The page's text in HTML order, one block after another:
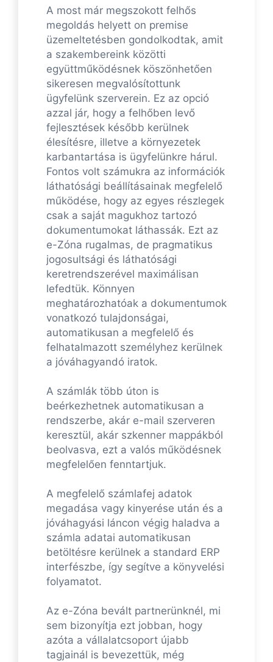
A most már megszokott felhős
megoldás helyett on premise
üzemeltetésben gondolkodtak, amit
a szakembereink közötti
együttműködésnek köszönhetően
sikeresen megvalósítottunk
ügyfelünk szerverein. Ez az opció
azzal jár, hogy a felhőben levő
fejlesztések később kerülnek
élesítésre, illetve a környezetek
karbantartása is ügyfelünkre hárul.
Fontos volt számukra az információk
láthatósági beállításainak megfelelő
működése, hogy az egyes részlegek
csak a saját magukhoz tartozó
dokumentumokat láthassák. Ezt az
e-Zóna rugalmas, de pragmatikus
jogosultsági és láthatósági
keretrendszerével maximálisan
lefedtük. Könnyen
meghatározhatóak a dokumentumok
vonatkozó tulajdonságai,
automatikusan a megfelelő és
felhatalmazott személyhez kerülnek
a jóváhagyandó iratok.
A számlák több úton is
beérkezhetnek automatikusan a
rendszerbe, akár e-mail szerveren
keresztül, akár szkenner mappákból
beolvasva, ezt a valós működésnek
megfelelően fenntartjuk.
A megfelelő számlafej adatok
megadása vagy kinyerése után és a
jóváhagyási láncon végig haladva a
számla adatai automatikusan
betöltésre kerülnek a standard ERP
interfészbe, így segítve a könyvelési
folyamatot.
Az e-Zóna bevált partnerünknél, mi
sem bizonyítja ezt jobban, hogy
azóta a vállalatcsoport újabb
tagjainál is bevezettük, még